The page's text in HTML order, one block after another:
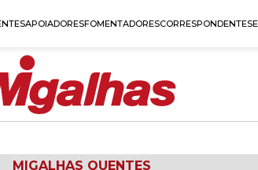
APOIADORESFOMENTADORESCORRESPONDENTES
MIGALHAS QUENTES